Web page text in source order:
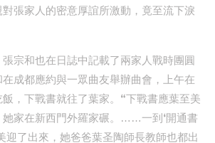
張家人的密意厚誼所激動，竟至流下淚
宗和也在日誌中記載了兩家人戰時團圓
成都應約與一眾曲友舉辦曲會，上午在
，下戰書就往了葉家。“下戰書應葉至美
她家在新西門外羅家碾。……一到‘開通書
迎了出來，她爸爸葉圣陶師長教師也都出